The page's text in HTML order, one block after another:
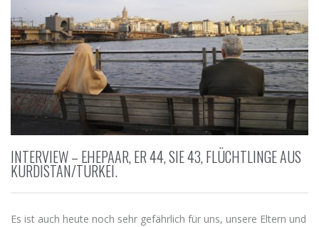
INTERVIEW – EHEPAAR, ER 44, SIE 43, FLÜCHTLINGE AUS
KURDISTAN/TÜRKEI.
Es ist auch heute noch sehr gefährlich für uns, unsere Eltern und